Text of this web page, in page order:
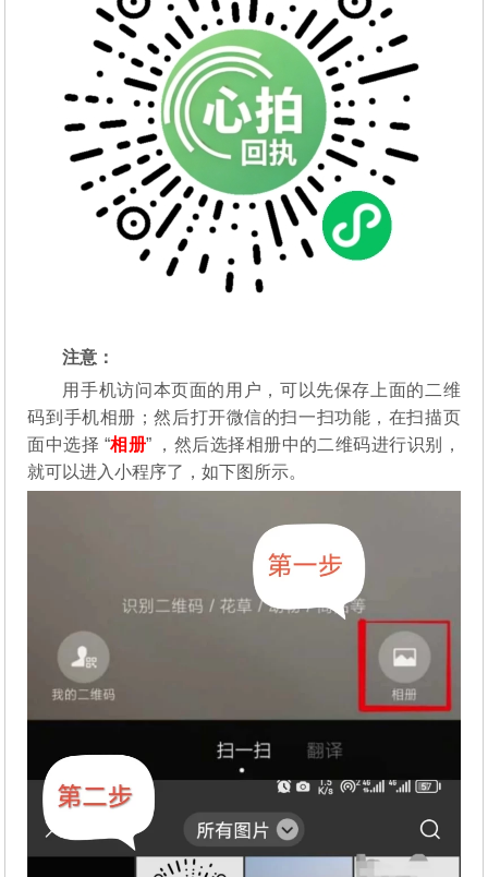
注意：
用手机访问本页面的用户，可以先保存上面的二维
码到手机相册；然后打开微信的扫一扫功能，在扫描页
面中选择 “相册” ，然后选择相册中的二维码进行识别，
就可以进入小程序了，如下图所示。